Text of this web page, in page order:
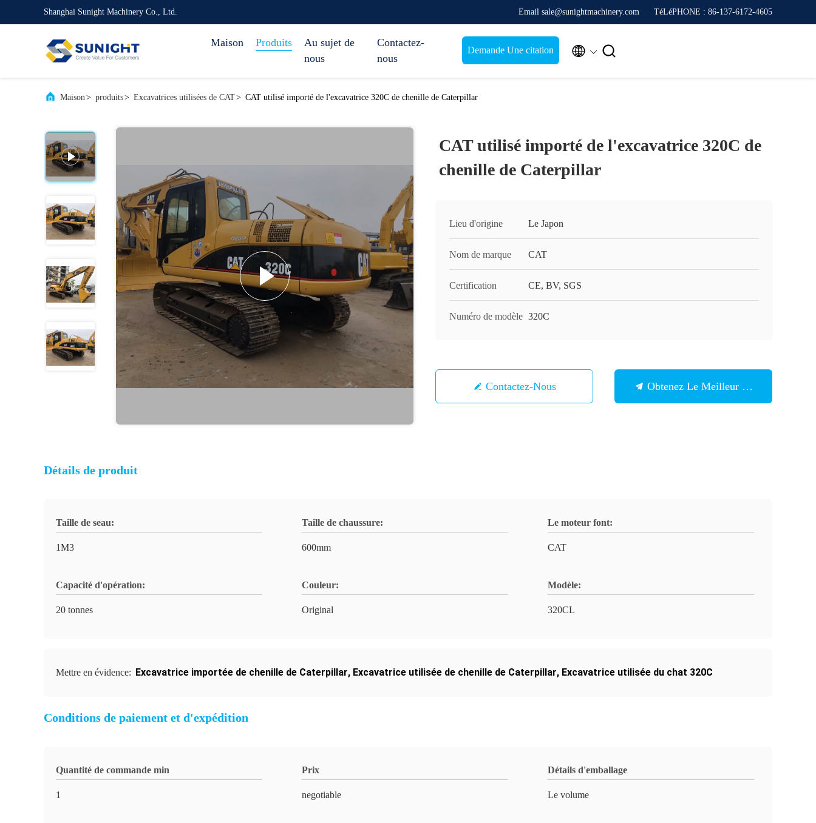
Shanghai Sunight Machinery Co., Ltd. Email sale@sunightmachinery.com TéLéPHONE : 86-137-6172-4605
Maison Produits
Au sujet de
nous
Contactez-
nous
Demande Une citation  
Maison> produits> Excavatrices utilisées de CAT> CAT utilisé importé de l'excavatrice 320C de chenille de Caterpillar
CAT utilisé importé de l'excavatrice 320C de
chenille de Caterpillar
Lieu d'origine Le Japon
Nom de marque CAT
Certification CE, BV, SGS
Numéro de modèle 320C
Contactez-Nous Obtenez Le Meilleur Prix
Détails de produit
Taille de seau:
1M3
Taille de chaussure:
600mm
Le moteur font:
CAT
Capacité d'opération:
20 tonnes
Couleur:
Original
Modèle:
320CL
Mettre en évidence: Excavatrice importée de chenille de Caterpillar, Excavatrice utilisée de chenille de Caterpillar, Excavatrice utilisée du chat 320C
Conditions de paiement et d'expédition
Quantité de commande min
1
Prix
negotiable
Détails d'emballage
Le volume